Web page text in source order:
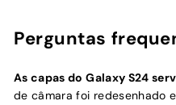
Perguntas
As capas do Galaxy S24
de câmara foi redesenhado